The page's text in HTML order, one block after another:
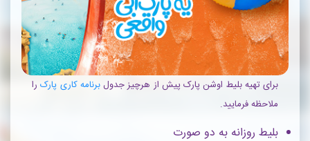
برای تهیه بلیط اوشن پارک پیش از هرچیز جدولبرنامه کاری پارکرا
ملاحظه فرمایید.
بلیط روزانه به دو صورت